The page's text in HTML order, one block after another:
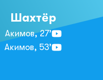
Шахтёр
Акимов,27’
Акимов, 53’